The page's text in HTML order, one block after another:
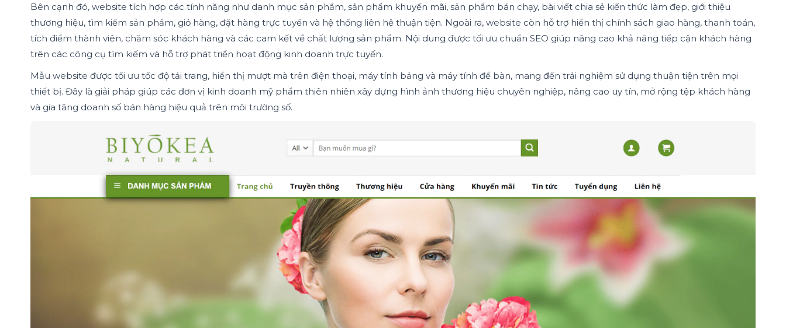
Bên cạnh đó, website tích hợp các tính năng như danh mục sản phẩm, sản phẩm khuyến mãi, sản phẩm bán chạy, bài viết chia sẻ kiến thức làm đẹp, giới thiệu
thương hiệu, tìm kiếm sản phẩm, giỏ hàng, đặt hàng trực tuyến và hệ thống liên hệ thuận tiện. Ngoài ra, website còn hỗ trợ hiển thị chính sách giao hàng, thanh toán,
tích điểm thành viên, chăm sóc khách hàng và các cam kết về chất lượng sản phẩm. Nội dung được tối ưu chuẩn SEO giúp nâng cao khả năng tiếp cận khách hàng
trên các công cụ tìm kiếm và hỗ trợ phát triển hoạt động kinh doanh trực tuyến.
Mẫu website được tối ưu tốc độ tải trang, hiển thị mượt mà trên điện thoại, máy tính bảng và máy tính để bàn, mang đến trải nghiệm sử dụng thuận tiện trên mọi
thiết bị. Đây là giải pháp giúp các đơn vị kinh doanh mỹ phẩm thiên nhiên xây dựng hình ảnh thương hiệu chuyên nghiệp, nâng cao uy tín, mở rộng tệp khách hàng
và gia tăng doanh số bán hàng hiệu quả trên môi trường số.